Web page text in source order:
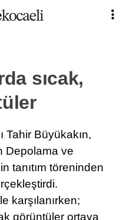
Politikası
Politikası
sıcak,
Tahir Büyükakın,
Depolama ve
tanıtım töreninden
karşılanırken;
görüntüler ortaya